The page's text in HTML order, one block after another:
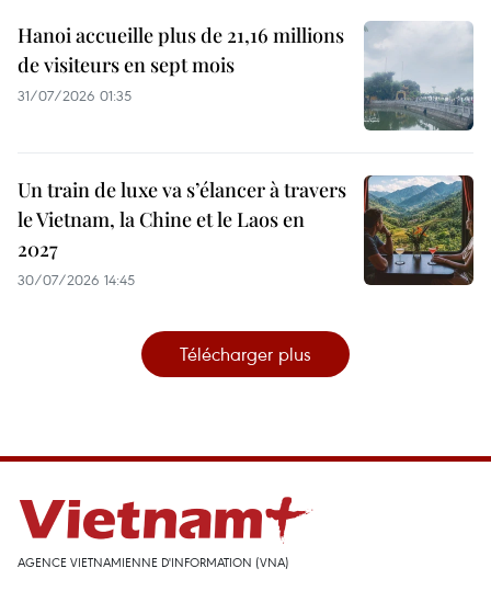
Hanoi accueille plus de 21,16 millions
de visiteurs en sept mois ​
31/07/2026 01:35
Un train de luxe va s’élancer à travers
le Vietnam, la Chine et le Laos en
2027
30/07/2026 14:45
Télécharger plus
AGENCE VIETNAMIENNE D'INFORMATION (VNA)